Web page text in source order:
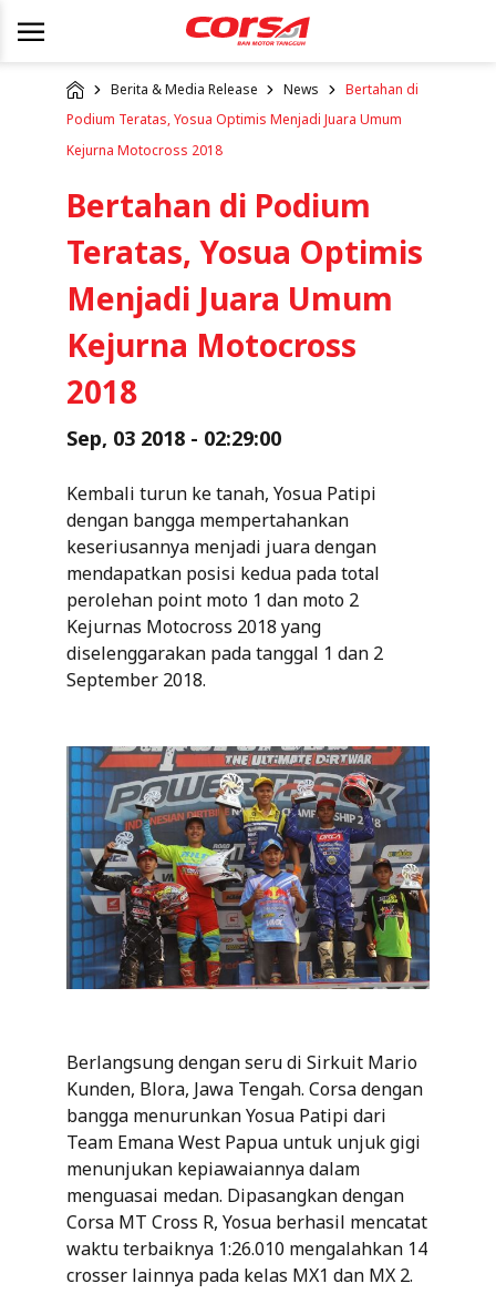
Berita & Media Release News
Bertahan di
Podium Teratas, Yosua Optimis Menjadi Juara Umum
Kejurna Motocross 2018
Bertahan di Podium
Teratas, Yosua Optimis
Menjadi Juara Umum
Kejurna Motocross
2018
Sep, 03 2018 - 02:29:00
Kembali turun ke tanah, Yosua Patipi
dengan bangga mempertahankan
keseriusannya menjadi juara dengan
mendapatkan posisi kedua pada total
perolehan point moto 1 dan moto 2
Kejurnas Motocross 2018 yang
diselenggarakan pada tanggal 1 dan 2
September 2018.
Berlangsung dengan seru di Sirkuit Mario
Kunden, Blora, Jawa Tengah. Corsa dengan
bangga menurunkan Yosua Patipi dari
Team Emana West Papua untuk unjuk gigi
menunjukan kepiawaiannya dalam
menguasai medan. Dipasangkan dengan
Corsa MT Cross R, Yosua berhasil mencatat
waktu terbaiknya 1:26.010 mengalahkan 14
crosser lainnya pada kelas MX1 dan MX 2.